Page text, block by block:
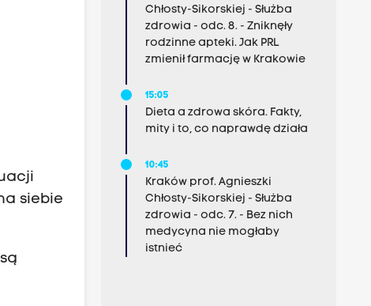
siebie
Chłosty-Sikorskiej - Służba
zdrowia - odc. 8. - Zniknęły
rodzinne apteki. Jak PRL
zmienił farmację w Krakowie
15:05
Dieta a zdrowa skóra. Fakty,
mity i to, co naprawdę działa
10:45
Kraków prof. Agnieszki
Chłosty-Sikorskiej - Służba
zdrowia - odc. 7. - Bez nich
medycyna nie mogłaby
istnieć